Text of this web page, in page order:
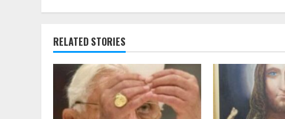
RELATED STORIES